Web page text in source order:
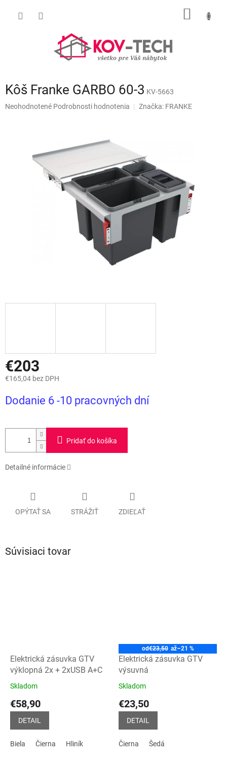
Kôš Franke GARBO 60-3 KV-5663
Priemerné
Neohodnotené Podrobnosti hodnotenia Značka: FRANKE
€203
€165,04 bez DPH
cena:
Dodanie 6 -10 pracovných dní
Pridať do košíka
Detailné informácie
OPÝTAŤ SA STRÁŽIŤ ZDIEĽAŤ
Súvisiaci tovar
Elektrická zásuvka GTV
výklopná 2x + 2xUSB A+C
Priemerné
produktu
5
Skladom
€58,90
DETAIL
Biela Čierna Hliník
od€23,50 až–21 %
Elektrická zásuvka GTV
výsuvná
Priemerné
produktu
5
Skladom
€23,50
DETAIL
Čierna Šedá